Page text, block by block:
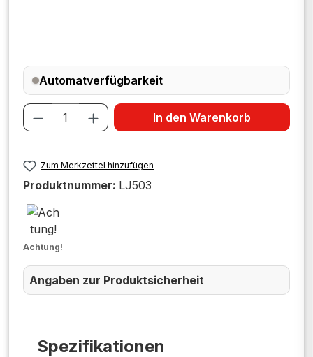
Spezifikationen
Automatverfügbarkeit
Produkt Anzahl: Gib den
In den Warenkorb
Zum Merkzettel hinzufügen
Produktnummer: LJ503
Achtung!
Angaben zur Produktsicherheit